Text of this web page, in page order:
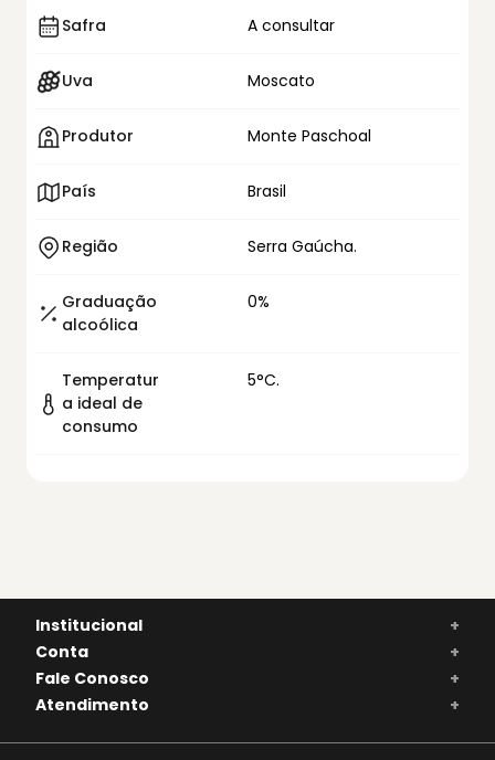
Safra A consultar
Uva Moscato
Produtor Monte Paschoal
País Brasil
Região Serra Gaúcha.
Graduação
alcoólica
0%
Temperatur
a ideal de
consumo
5°C.
Institucional
+
Conta
+
Fale Conosco
+
Atendimento
+